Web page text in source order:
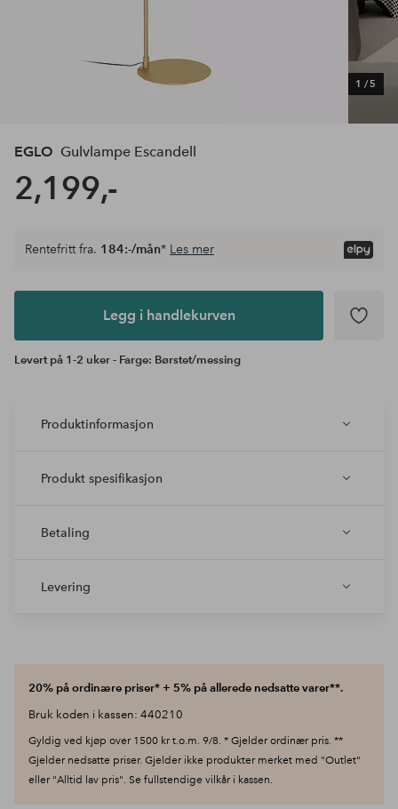
1 /5
EGLO Gulvlampe Escandell
2,199,-
Legg i
Rentefritt fra. 184:-/mån* Les mer
Legg i handlekurven
Levert på 1-2 uker - Farge: Børstet/messing
Produktinformasjon
Produkt spesifikasjon
Betaling
Levering
20% på ordinære priser* + 5% på allerede nedsatte varer**.
Bruk koden i kassen: 440210
Gyldig ved kjøp over 1500 kr t.o.m. 9/8. * Gjelder ordinær pris. **
Gjelder nedsatte priser. Gjelder ikke produkter merket med "Outlet"
eller "Alltid lav pris". Se fullstendige vilkår i kassen.